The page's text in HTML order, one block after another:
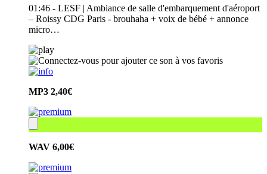
01:46 - LESF | Ambiance de salle d'embarquement d'aéroport
– Roissy CDG Paris - brouhaha + voix de bébé + annonce
micro…
MP3 2,40€
WAV 6,00€